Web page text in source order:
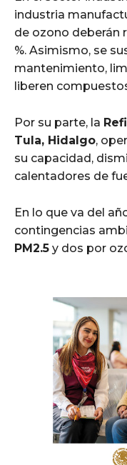
industria
de ozono deberán
%. Asimismo, se
mantenimiento,
liberen
Por su parte, la
Tula, Hidalgo,
su capacidad,
calentadores de
En lo que va del
contingencias
PM2.5 y dos por